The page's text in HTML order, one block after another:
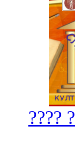
????